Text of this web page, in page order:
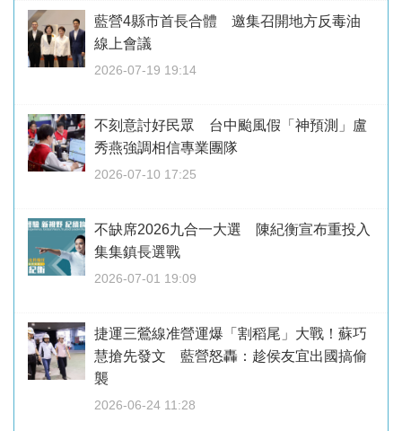
藍營4縣市首長合體 邀集召開地方反毒油
線上會議
2026-07-19 19:14
不刻意討好民眾 台中颱風假「神預測」盧
秀燕強調相信專業團隊
2026-07-10 17:25
不缺席2026九合一大選 陳紀衡宣布重投入
集集鎮長選戰
2026-07-01 19:09
捷運三鶯線准營運爆「割稻尾」大戰！蘇巧
慧搶先發文 藍營怒轟：趁侯友宜出國搞偷
襲
2026-06-24 11:28